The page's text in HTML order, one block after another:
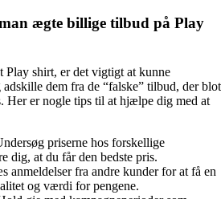
ægte billige tilbud på Play
Play shirt, er det vigtigt at kunne
dem fra de “falske” tilbud, der blot
Her er nogle tips til at hjælpe dig med at
priserne hos forskellige
dig, at du får den bedste pris.
anmeldelser fra andre kunder for at få en
og værdi for pengene.